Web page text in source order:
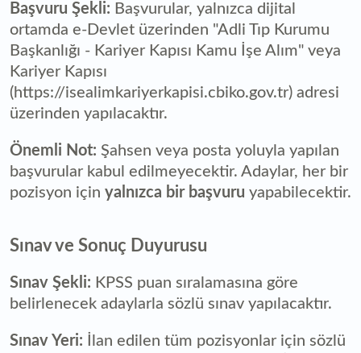
Başvuru Şekli: Başvurular, yalnızca dijital
ortamda e-Devlet üzerinden "Adli Tıp Kurumu
Başkanlığı - Kariyer Kapısı Kamu İşe Alım" veya
Kariyer Kapısı
(https://isealimkariyerkapisi.cbiko.gov.tr) adresi
üzerinden yapılacaktır.
Önemli Not: Şahsen veya posta yoluyla yapılan
başvurular kabul edilmeyecektir. Adaylar, her bir
pozisyon için yalnızca bir başvuru yapabilecektir.
Sınav ve Sonuç Duyurusu
Sınav Şekli: KPSS puan sıralamasına göre
belirlenecek adaylarla sözlü sınav yapılacaktır.
Sınav Yeri: İlan edilen tüm pozisyonlar için sözlü